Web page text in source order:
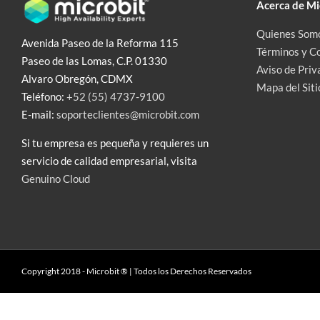
Avenida Paseo de la Reforma 115
Paseo de las Lomas, C.P. 01330
Alvaro Obregón, CDMX
Teléfono: +52 (55) 4737-9100
E-mail: soporteclientes@microbit.com
Si tu empresa es pequeña y requieres un
servicio de calidad empresarial, visita
Genuino Cloud
Acerca de
Quienes
Términos y
Aviso de
Mapa del
Copyright 2018 - Microbit ® | Todos los Derechos Reservados